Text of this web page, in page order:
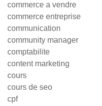
commerce a vendre
commerce entreprise
communication
community manager
comptabilite
content marketing
cours
cours de seo
cpf